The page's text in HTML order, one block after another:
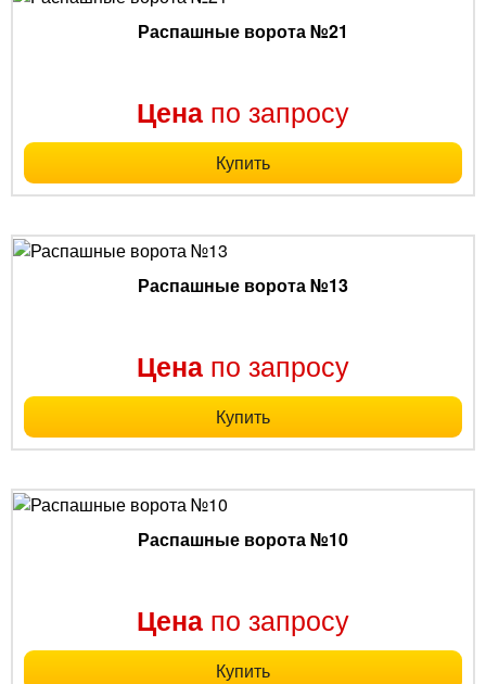
Распашные ворота №21
Цена по запросу
Купить
Распашные ворота №13
Цена по запросу
Купить
Распашные ворота №10
Цена по запросу
Купить